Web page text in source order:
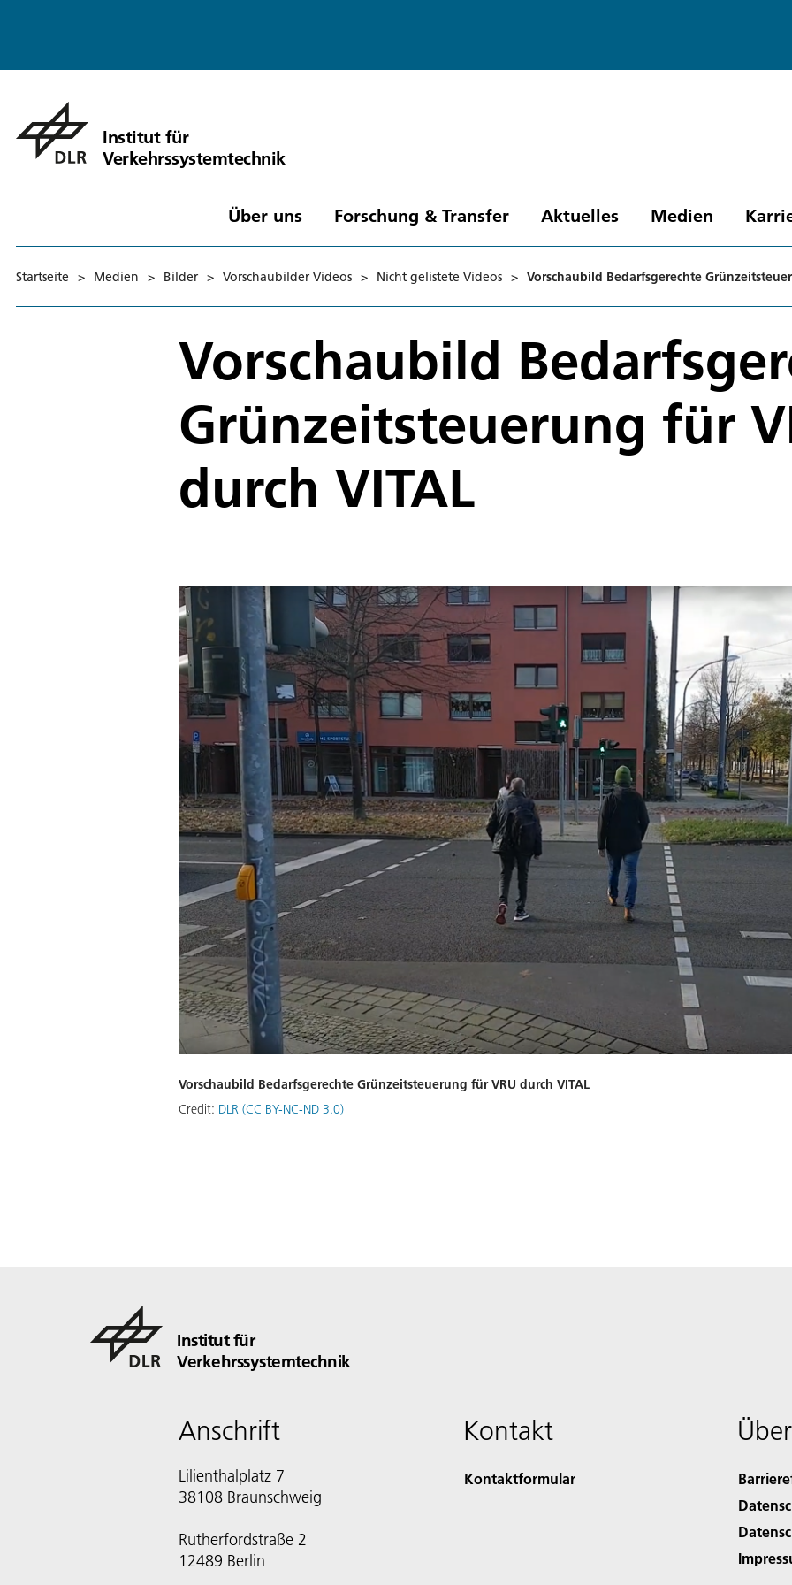
Institut für
Verkehrssystemtechnik
Über uns Forschung & Transfer Aktuelles Medien
Startseite > Medien > Bilder > Vorschaubilder Videos > Nicht gelistete Videos > Vorschaubild Bedarfsgerechte
Vorschaubild
Grünzeitsteuerung für
durch VITAL
Vorschaubild Bedarfsgerechte Grünzeitsteuerung für VRU durch VITAL
Credit: DLR (CC BY-NC-ND 3.0)
Institut für
Verkehrssystemtechnik
Anschrift
Lilienthalplatz 7
38108 Braunschweig
Rutherfordstraße 2
12489 Berlin
Kontakt
Kontaktformular